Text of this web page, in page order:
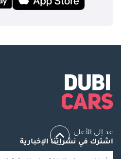
عد إلى الأعلى
اشترك في نشراتنا الإخبارية